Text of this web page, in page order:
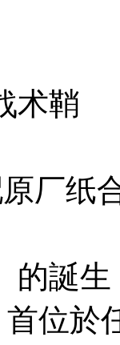
术鞘
厂纸
的誕
位於